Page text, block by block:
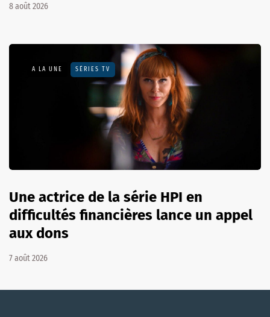
8 août 2026
A LA UNE SÉRIES TV
Une actrice de la série HPI en
difficultés financières lance un appel
aux dons
7 août 2026